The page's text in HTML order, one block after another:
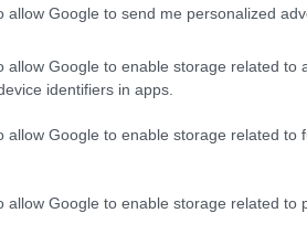
allow Google to send me personalized
allow Google to enable storage related to
identifiers in apps.
allow Google to enable storage related to
allow Google to enable storage related to
και βιώσιμη ανάπτυξη την
Ομάδας της Ευρωπαϊκής